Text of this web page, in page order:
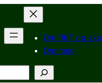
Om “IKT og
Om meg